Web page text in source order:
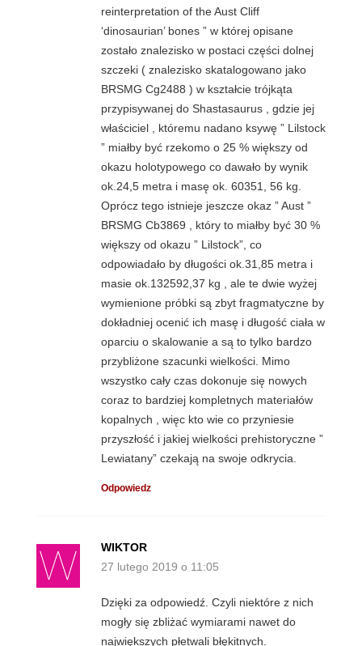
reinterpretation of the Aust Cliff
‘dinosaurian’ bones ” w której opisane
zostało znalezisko w postaci części dolnej
szczeki ( znalezisko skatalogowano jako
BRSMG Cg2488 ) w kształcie trójkąta
przypisywanej do Shastasaurus , gdzie jej
właściciel , któremu nadano ksywę ” Lilstock
” miałby być rzekomo o 25 % większy od
okazu holotypowego co dawało by wynik
ok.24,5 metra i masę ok. 60351, 56 kg.
Oprócz tego istnieje jeszcze okaz ” Aust ”
BRSMG Cb3869 , który to miałby być 30 %
większy od okazu ” Lilstock”, co
odpowiadało by długości ok.31,85 metra i
masie ok.132592,37 kg , ale te dwie wyżej
wymienione próbki są zbyt fragmatyczne by
dokładniej ocenić ich masę i długość ciała w
oparciu o skalowanie a są to tylko bardzo
przybliżone szacunki wielkości. Mimo
wszystko cały czas dokonuje się nowych
coraz to bardziej kompletnych materiałów
kopalnych , więc kto wie co przyniesie
przyszłość i jakiej wielkości prehistoryczne ”
Lewiatany” czekają na swoje odkrycia.
Odpowiedz
WIKTOR
27 lutego 2019 o 11:05
Dzięki za odpowiedź. Czyli niektóre z nich
mogły się zbliżać wymiarami nawet do
największych płetwali błękitnych.